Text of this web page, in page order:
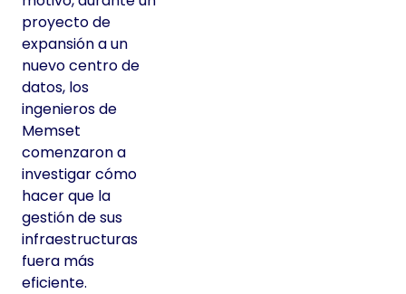
proyecto de
expansión a un
nuevo centro de
datos, los
ingenieros de
Memset
comenzaron a
investigar cómo
hacer que la
gestión de sus
infraestructuras
fuera más
eficiente.